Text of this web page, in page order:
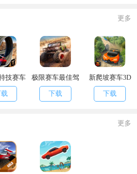
更多
技赛车
版
极限赛车最佳驾
驶3D
下载
新爬坡赛车3D
下载
更多